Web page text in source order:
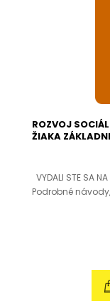
ROZVOJ
ŽIAKA
VYDALI STE SA
Podrobné